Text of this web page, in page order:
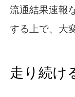
流通結果速報
する上で、大
走り続け